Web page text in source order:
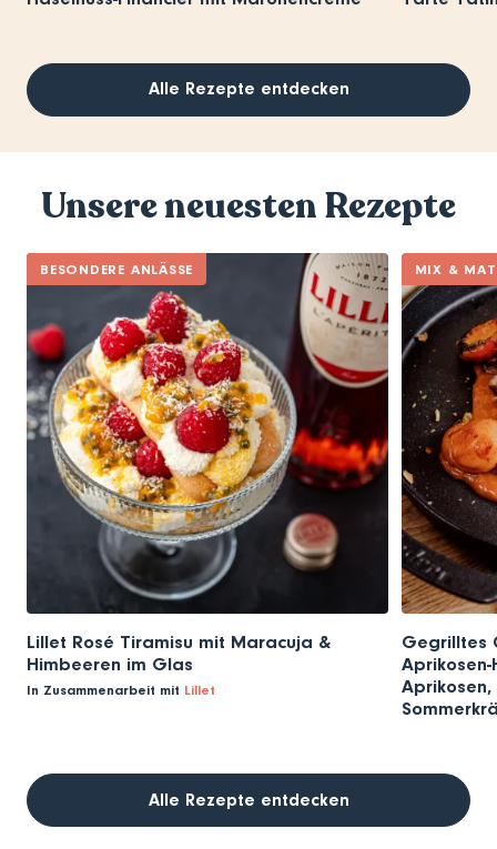
Alle Rezepte entdecken
Unsere neuesten Rezepte
BESONDERE ANLÄSSE
Lillet Rosé Tiramisu mit Maracuja &
Himbeeren im Glas
In Zusammenarbeit mit Lillet
MIX &
Gegrilltes
Aprikosen,
Alle Rezepte entdecken